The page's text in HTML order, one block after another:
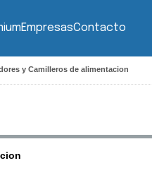
EmpresasContacto
y Camilleros de alimentacion